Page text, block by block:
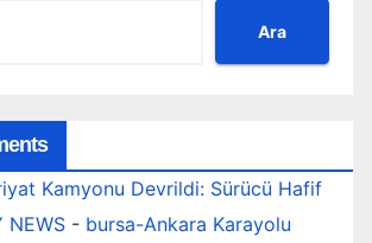
Ara
Kamyonu Devrildi: Sürücü Hafif
NEWS - bursa-Ankara Karayolu